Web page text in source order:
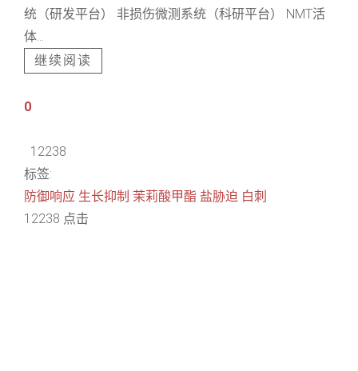
统（研发平台） 非损伤微测系统（科研平台） NMT活
体...
继续阅读
0
12238
标签:
防御响应 生长抑制 茉莉酸甲酯 盐胁迫 白刺
12238 点击